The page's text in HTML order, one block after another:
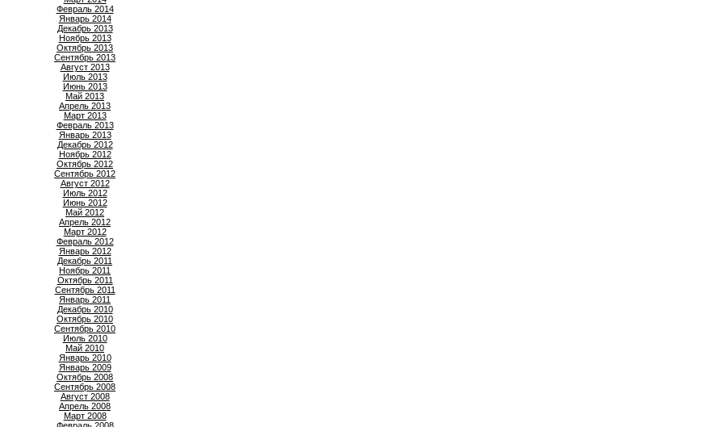
Февраль 2014
Январь 2014
Декабрь 2013
Ноябрь 2013
Октябрь 2013
Сентябрь 2013
Август 2013
Июль 2013
Июнь 2013
Май 2013
Апрель 2013
Март 2013
Февраль 2013
Январь 2013
Декабрь 2012
Ноябрь 2012
Октябрь 2012
Сентябрь 2012
Август 2012
Июль 2012
Июнь 2012
Май 2012
Апрель 2012
Март 2012
Февраль 2012
Январь 2012
Декабрь 2011
Ноябрь 2011
Октябрь 2011
Сентябрь 2011
Январь 2011
Декабрь 2010
Октябрь 2010
Сентябрь 2010
Июль 2010
Май 2010
Январь 2010
Январь 2009
Октябрь 2008
Сентябрь 2008
Август 2008
Апрель 2008
Март 2008